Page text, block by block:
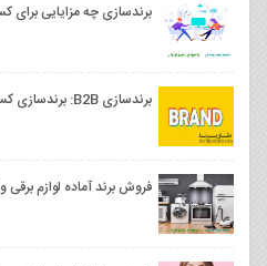
برندسازی چه مزایایی برای
برندسازی B2B: برندسازی کسب و کار به کسب و کار
فروش برند آماده لوازم برقی